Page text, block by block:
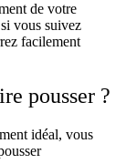
de votre
vous suivez
facilement
pousser ?
idéal, vous